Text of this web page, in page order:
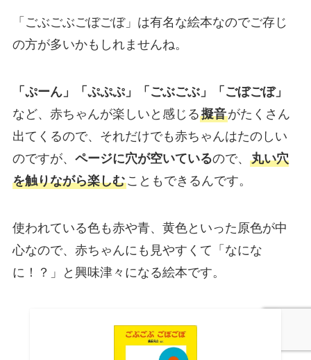
「ごぶごぶごぼごぼ」は有名な絵本なのでご存じ
の方が多いかもしれませんね。
「ぷーん」「ぷぷぷ」「ごぶごぶ」「ごぼごぼ」
など、赤ちゃんが楽しいと感じる擬音がたくさん
出てくるので、それだけでも赤ちゃんはたのしい
のですが、 ページに穴が空いているので、 丸い穴
を触りながら楽しむこともできるんです。
使われている色も赤や青、黄色といった原色が中
心なので、赤ちゃんにも見やすくて「なにな
に！？」と興味津々になる絵本です。